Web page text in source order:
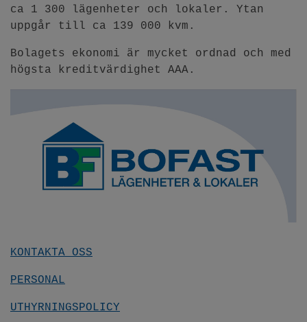
ca 1 300 lägenheter och lokaler. Ytan
uppgår till ca 139 000 kvm.
Bolagets ekonomi är mycket ordnad och med
högsta kreditvärdighet AAA.
KONTAKTA OSS
PERSONAL
UTHYRNINGSPOLICY